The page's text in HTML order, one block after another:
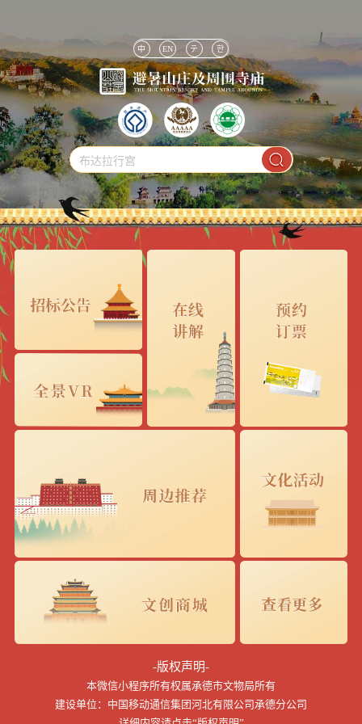
中 EN テ 한
布达拉行宫
-版权声明-
本微信小程序所有权属承德市文物局所有
建设单位：中国移动通信集团河北有限公司承德分公司